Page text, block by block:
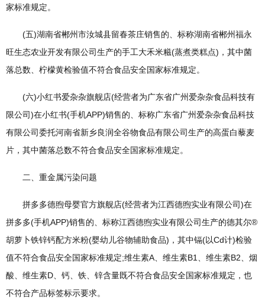
家标准规定。
(五)湖南省郴州市汝城县留春茶庄销售的、标称湖南省郴州福永
旺生态农业开发有限公司生产的手工大禾米糍(蒸煮类糕点)，其中菌
落总数、柠檬黄检验值不符合食品安全国家标准规定。
(六)小红书爱杂杂旗舰店(经营者为广东省广州爱杂杂食品科技有
限公司)在小红书(手机APP)销售的、标称广东省广州爱杂杂食品科技
有限公司委托河南省新乡良润全谷物食品有限公司生产的高蛋白藜麦
片，其中菌落总数不符合食品安全国家标准规定。
二、重金属污染问题
拼多多德煦母婴官方旗舰店(经营者为江西德煦实业有限公司)在
拼多多(手机APP)销售的、标称江西德煦实业有限公司生产的德其尔®
胡萝卜铁锌钙配方米粉(婴幼儿谷物辅助食品)，其中镉(以Cd计)检验
值不符合食品安全国家标准规定;维生素A、维生素B1、维生素B2、烟
酸、维生素D、钙、铁、锌含量既不符合食品安全国家标准规定，也
不符合产品标签标示要求。